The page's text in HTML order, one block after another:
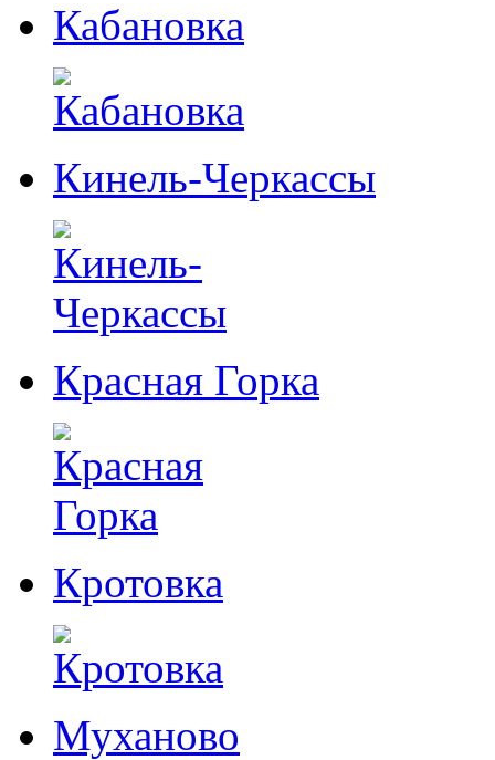
Кабановка
Кинель-Черкассы
Красная Горка
Кротовка
Муханово